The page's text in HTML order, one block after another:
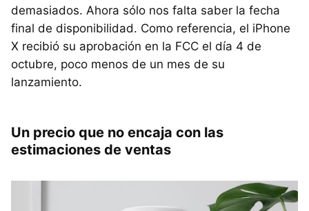
demasiados. Ahora sólo nos falta saber la fecha
final de disponibilidad. Como referencia, el iPhone
X recibió su aprobación en la FCC el día 4 de
octubre, poco menos de un mes de su
lanzamiento.
Un precio que no encaja con las
estimaciones de ventas